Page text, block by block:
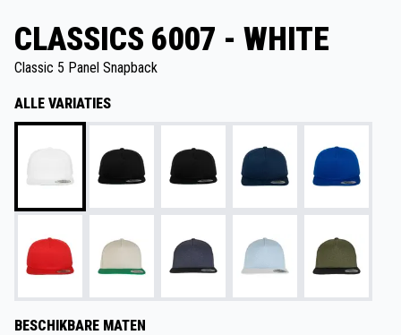
CLASSICS 6007 - WHITE
Classic 5 Panel Snapback
ALLE VARIATIES
BESCHIKBARE MATEN